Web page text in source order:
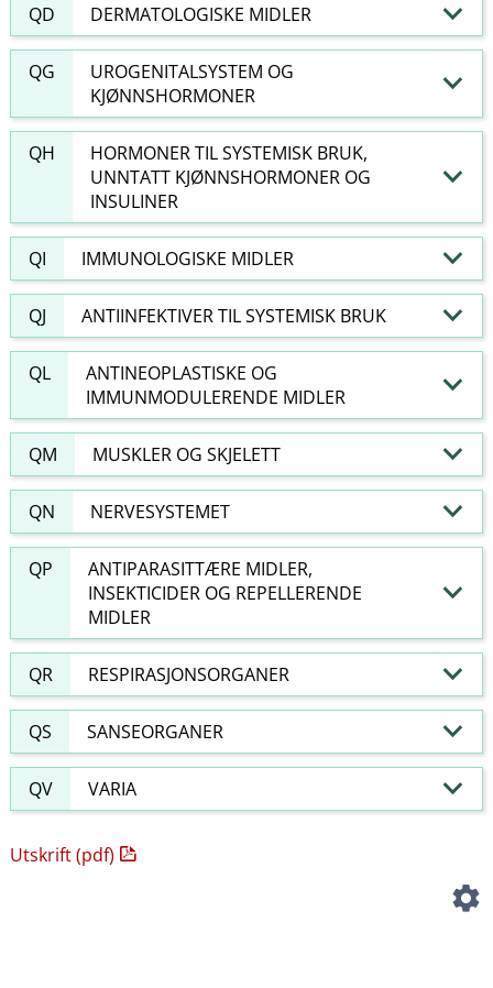
QD DERMATOLOGISKE MIDLER
QG
UROGENITALSYSTEM OG
KJØNNSHORMONER
QH
HORMONER TIL SYSTEMISK BRUK,
UNNTATT KJØNNSHORMONER OG
INSULINER
QI IMMUNOLOGISKE MIDLER
QJ ANTIINFEKTIVER TIL SYSTEMISK BRUK
QL
ANTINEOPLASTISKE OG
IMMUNMODULERENDE MIDLER
QM MUSKLER OG SKJELETT
QN NERVESYSTEMET
QP
ANTIPARASITTÆRE MIDLER,
INSEKTICIDER OG REPELLERENDE
MIDLER
QR RESPIRASJONSORGANER
QS SANSEORGANER
QV VARIA
Utskrift (pdf)